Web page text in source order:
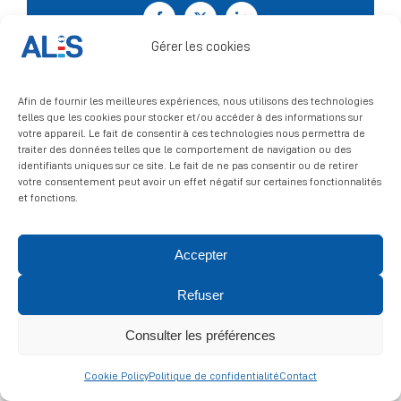
Gérer les cookies
Afin de fournir les meilleures expériences, nous utilisons des technologies
telles que les cookies pour stocker et/ou accéder à des informations sur
votre appareil. Le fait de consentir à ces technologies nous permettra de
traiter des données telles que le comportement de navigation ou des
identifiants uniques sur ce site. Le fait de ne pas consentir ou de retirer
votre consentement peut avoir un effet négatif sur certaines fonctionnalités
et fonctions.
Accepter
Refuser
Consulter les préférences
Cookie PolicyPolitique de confidentialitéContact
Signalement
Politique de confidentialité|Politique de cookies
légales